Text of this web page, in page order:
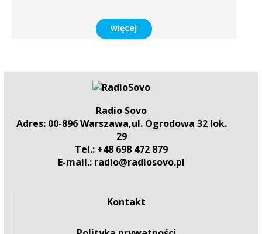
więcej
Radio Sovo
Adres: 00-896 Warszawa,ul. Ogrodowa 32 lok.
29
Tel.: +48 698 472 879
E-mail.: radio@radiosovo.pl
Kontakt